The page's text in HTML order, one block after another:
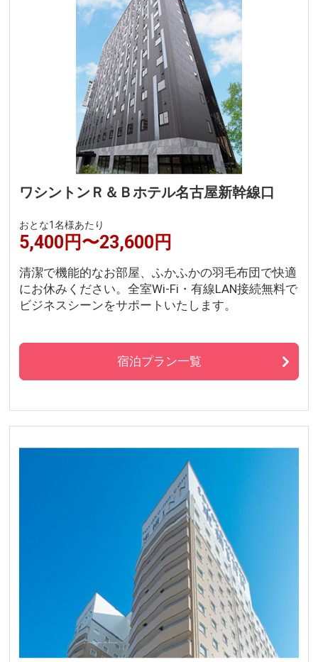
ワシントンＲ＆Ｂホテル名古屋新幹線口
おとな1名様あたり
5,400円〜23,600円
清潔で機能的なお部屋、ふかふかの羽毛布団で快適
にお休みください。全室Wi-Fi・有線LAN接続無料で
ビジネスシーンをサポートいたします。
宿泊プラン一覧